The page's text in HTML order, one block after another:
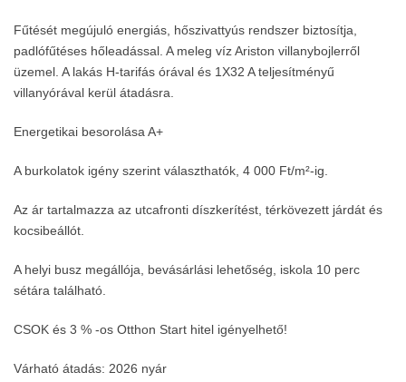
Fűtését megújuló energiás, hőszivattyús rendszer biztosítja,
padlófűtéses hőleadással. A meleg víz Ariston villanybojlerről
üzemel. A lakás H-tarifás órával és 1X32 A teljesítményű
villanyórával kerül átadásra.
Energetikai besorolása A+
A burkolatok igény szerint választhatók, 4 000 Ft/m²-ig.
Az ár tartalmazza az utcafronti díszkerítést, térkövezett járdát és
kocsibeállót.
A helyi busz megállója, bevásárlási lehetőség, iskola 10 perc
sétára található.
CSOK és 3 % -os Otthon Start hitel igényelhető!
Várható átadás: 2026 nyár